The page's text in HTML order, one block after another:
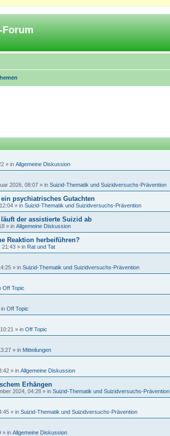
Forum
» in Allgemeine Diskussion
2026, 08:07 » in Suizid-Thematik und Suizidversuchs-Prävention
psychiatrisches Gutachten
» in Suizid-Thematik und Suizidversuchs-Prävention
der assistierte Suizid ab
» in Allgemeine Diskussion
Reaktion herbeiführen?
21:43 » in Rat und Tat
» in Suizid-Thematik und Suizidversuchs-Prävention
Off Topic
in Off Topic
» in Off Topic
» in Mitteilungen
» in Allgemeine Diskussion
Erhängen
2024, 04:28 » in Suizid-Thematik und Suizidversuchs-Prävention
» in Suizid-Thematik und Suizidversuchs-Prävention
» in Allgemeine Diskussion